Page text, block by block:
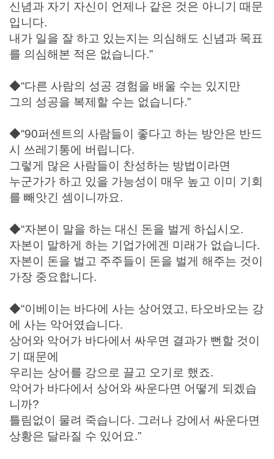
신념과 자기 자신이 언제나 같은 것은 아니기 때문
입니다.
내가 일을 잘 하고 있는지는 의심해도 신념과 목표
를 의심해본 적은 없습니다.”
◆“다른 사람의 성공 경험을 배울 수는 있지만
그의 성공을 복제할 수는 없습니다.”
◆“90퍼센트의 사람들이 좋다고 하는 방안은 반드
시 쓰레기통에 버립니다.
그렇게 많은 사람들이 찬성하는 방법이라면
누군가가 하고 있을 가능성이 매우 높고 이미 기회
를 빼앗긴 셈이니까요.
◆“자본이 말을 하는 대신 돈을 벌게 하십시오.
자본이 말하게 하는 기업가에겐 미래가 없습니다.
자본이 돈을 벌고 주주들이 돈을 벌게 해주는 것이
가장 중요합니다.
◆“이베이는 바다에 사는 상어였고, 타오바오는 강
에 사는 악어였습니다.
상어와 악어가 바다에서 싸우면 결과가 뻔할 것이
기 때문에
우리는 상어를 강으로 끌고 오기로 했죠.
악어가 바다에서 상어와 싸운다면 어떻게 되겠습
니까?
틀림없이 물려 죽습니다. 그러나 강에서 싸운다면
상황은 달라질 수 있어요.”